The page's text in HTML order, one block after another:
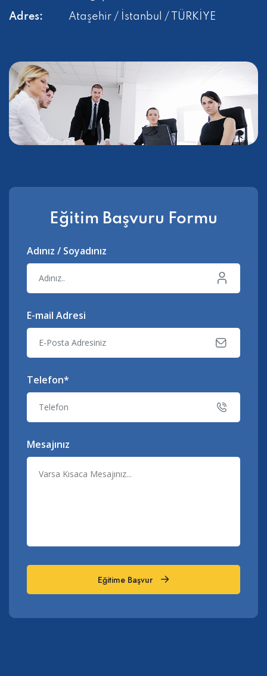
Adres:
Ataşehir / İstanbul / TÜRKİYE
Eğitim Başvuru Formu
Adınız / Soyadınız
E-mail Adresi
Telefon*
Mesajınız
Eğitime Başvur
Eğitime Başvur